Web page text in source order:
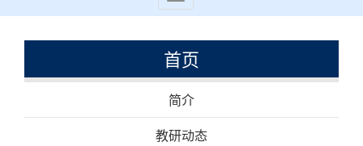
navigation
首页
简介
教研动态